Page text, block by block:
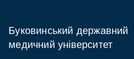
Буковинський державний
медичний університет